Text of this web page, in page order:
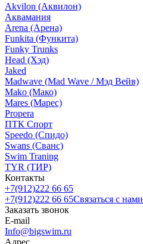
Akvilon (Аквилон)
Аквамания
Arena (Арена)
Funkita (Функита)
Funky Trunks
Head (Хэд)
Jaked
Madwave (Mad Wave / Мэд Вейв)
Mako (Мако)
Mares (Марес)
Propera
ПТК Спорт
Speedo (Спидо)
Swans (Сванс)
Swim Traning
TYR (ТИР)
Контакты
+7(912)222 66 65
+7(912)222 66 65Связаться с нами
Заказать звонок
E-mail
Info@bigswim.ru
Адрес